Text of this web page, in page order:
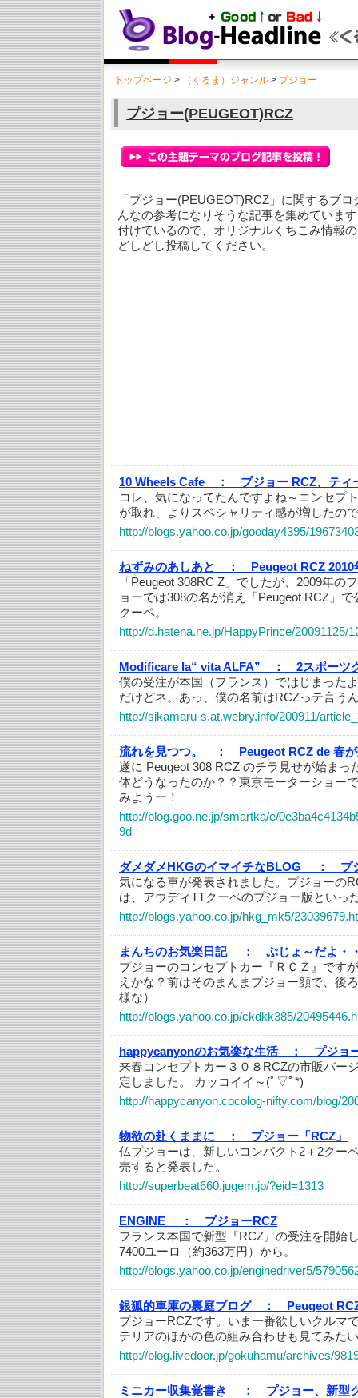
トップページ > （くるま）ジャンル > プジョー
プジョー(PEUGEOT)RCZ
「プジョー(PEUGEOT)RCZ」に関するブ
んなの参考になりそうな記事を集めていま
付けているので、オリジナルくちこみ情報
どしどし投稿してください。
10 Wheels Cafe ：
プジョー RCZ、ティ
コレ、気になってたんですよね～コンセプ
が取れ、よりスペシャリティ感が増したの
http://blogs.yahoo.co.jp/gooday4395/
ねずみのあしあと ：
Peugeot RCZ 2010
「Peugeot 308RC Z」でしたが、2009年の
ョーでは308の名が消え「Peugeot RCZ」
クーペ。
http://d.hatena.ne.jp/HappyPrince/20091125/
Modificare la“ vita ALFA” ：
2スポーツ
僕の受注が本国（フランス）ではじまった
だけどネ。あっ、僕の名前はRCZっテ言う
http://sikamaru-s.at.webry.info/200911/
流れを見つつ。 ：
Peugeot RCZ de 春
遂に Peugeot 308 RCZ のチラ見せが始まっ
体どうなったのか？？東京モーターショー
みようー！
http://blog.goo.ne.jp/smartka/e/
9d
ダメダメHKGのイマイチなBLOG ：
プ
気になる車が発表されました。プジョーの
は、アウディTTクーペのプジョー版といっ
http://blogs.yahoo.co.jp/hkg_mk5/
まんちのお気楽日記 ：
ぷじょ～だよ・
プジョーのコンセプトカー『ＲＣＺ』です
えかな？前はそのまんまプジョー顔で、後
様な）
http://blogs.yahoo.co.jp/ckdkk385/
happycanyonのお気楽な生活 ：
プジョ
来春コンセプトカー３０８RCZの市販バー
定しました。 カッコイイ～(ﾟ▽ﾟ*)
http://happycanyon.cocolog-nifty.com/blog/
物欲の赴くままに ：
プジョー「RCZ」
仏プジョーは、新しいコンパクト2＋2クー
売すると発表した。
http://superbeat660.jugem.jp/?eid=1313
ENGINE ：
プジョーRCZ
フランス本国で新型『RCZ』の受注を開始
7400ユーロ（約363万円）から。
http://blogs.yahoo.co.jp/enginedriver5/
銀狐的車庫の裏庭ブログ ：
Peugeot
プジョーRCZです。いま一番欲しいクルマ
テリアのほかの色の組み合わせも見てみた
http://blog.livedoor.jp/gokuhamu/archives/
ミニカー収集覚書き ：
プジョー、新型